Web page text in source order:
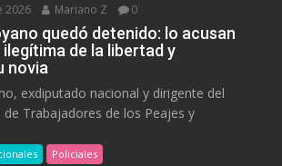
2026 Mariano Z 0
quedó detenido: lo acusan
de la libertad y
novia
exdiputado nacional y dirigente del
de Trabajadores de los Peajes y
Policiales